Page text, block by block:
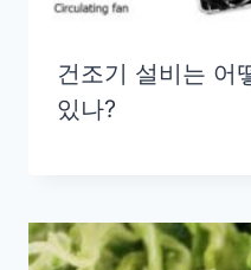
건조기 설비는 어
있나?